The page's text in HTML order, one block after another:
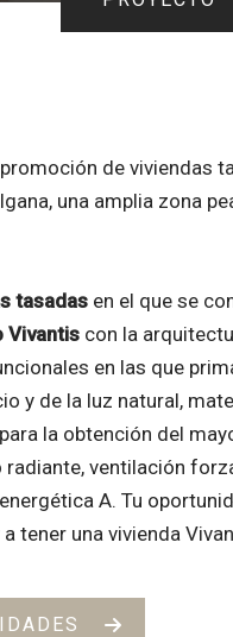
de viviendas
una amplia zona
tasadas en el que se
Vivantis con la
en las que
y de la luz natural,
la obtención del
ventilación
A. Tu
tener una vivienda